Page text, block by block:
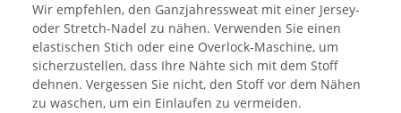
Wir empfehlen, den Ganzjahressweat mit einer Jersey-
oder Stretch-Nadel zu nähen. Verwenden Sie einen
elastischen Stich oder eine Overlock-Maschine, um
sicherzustellen, dass Ihre Nähte sich mit dem Stoff
dehnen. Vergessen Sie nicht, den Stoff vor dem Nähen
zu waschen, um ein Einlaufen zu vermeiden.